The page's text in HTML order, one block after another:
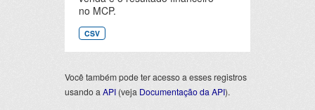
no MCP.
CSV
Você também pode ter acesso a esses registros
usando a API (veja Documentação da API).